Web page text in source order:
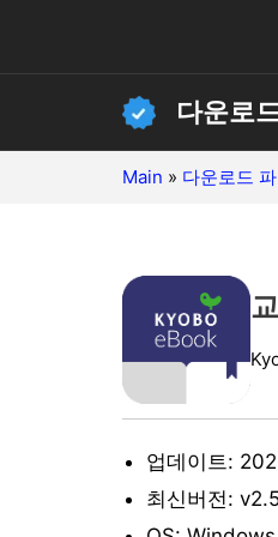
다운로
Main » 다운로드
업데이트:
최신버전: